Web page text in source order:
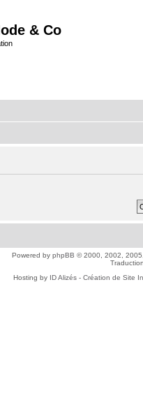
& Co
Powered by phpBB © 2000, 2002,
Hosting by ID Alizés - Création de Site